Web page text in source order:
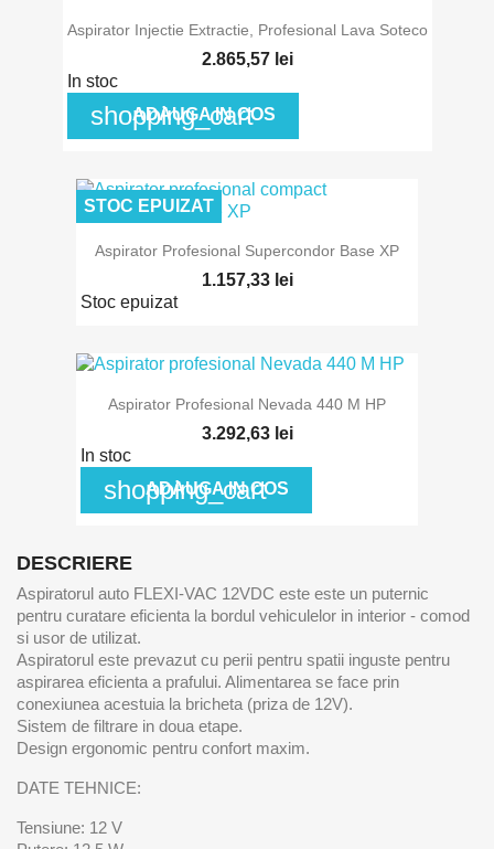
Aspirator Injectie Extractie, Profesional Lava Soteco
2.865,57 lei
In stoc
shopping_cart
ADAUGA IN COS
Aspirator Profesional Supercondor Base XP
1.157,33 lei
Stoc epuizat
STOC EPUIZAT
Aspirator Profesional Nevada 440 M HP
3.292,63 lei
In stoc
shopping_cart
ADAUGA IN COS
DESCRIERE
Aspiratorul auto FLEXI-VAC 12VDC este este un puternic
pentru curatare eficienta la bordul vehiculelor in interior - comod
si usor de utilizat.
Aspiratorul este prevazut cu perii pentru spatii inguste pentru
aspirarea eficienta a prafului. Alimentarea se face prin
conexiunea acestuia la bricheta (priza de 12V).
Sistem de filtrare in doua etape.
Design ergonomic pentru confort maxim.
DATE TEHNICE:
Tensiune: 12 V